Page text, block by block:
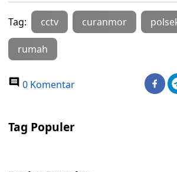
Tag: cctv curanmor
rumah
0 Komentar
Tag Populer